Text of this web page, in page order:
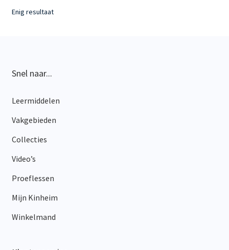
Enig resultaat
Snel naar...
Leermiddelen
Vakgebieden
Collecties
Video’s
Proeflessen
Mijn Kinheim
Winkelmand